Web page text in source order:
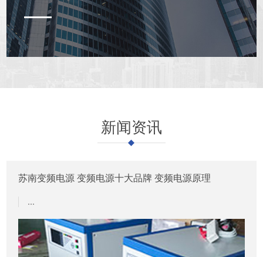
新闻资讯
苏南变频电源 变频电源十大品牌 变频电源原理
...